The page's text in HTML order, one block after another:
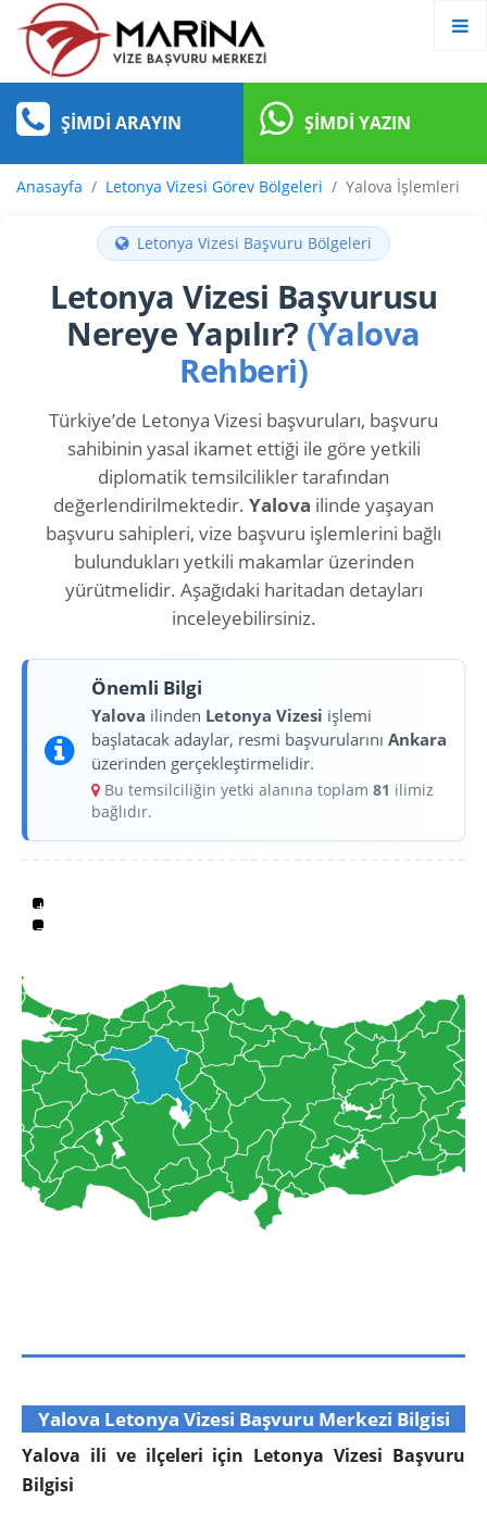
ŞIMDI ARAYIN ŞIMDI YAZIN
Anasayfa Letonya Vizesi Görev Bölgeleri Yalova İşlemleri
Letonya Vizesi Başvuru Bölgeleri
Letonya Vizesi Başvurusu
Nereye Yapılır? (Yalova
Rehberi)
Türkiye’de Letonya Vizesi başvuruları, başvuru
sahibinin yasal ikamet ettiği ile göre yetkili
diplomatik temsilcilikler tarafından
değerlendirilmektedir. Yalova ilinde yaşayan
başvuru sahipleri, vize başvuru işlemlerini bağlı
bulundukları yetkili makamlar üzerinden
yürütmelidir. Aşağıdaki haritadan detayları
inceleyebilirsiniz.
Önemli Bilgi
Yalova ilinden Letonya Vizesi işlemi
başlatacak adaylar, resmi başvurularını Ankara
üzerinden gerçekleştirmelidir.
Bu temsilciliğin yetki alanına toplam 81 ilimiz
bağlıdır.
+
−
Yalova Letonya Vizesi Başvuru Merkezi Bilgisi
Yalova ili ve ilçeleri için Letonya Vizesi Başvuru
Bilgisi